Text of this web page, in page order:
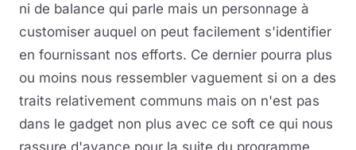
ni de balance qui parle mais un personnage à
customiser auquel on peut facilement s'identifier
en fournissant nos efforts. Ce dernier pourra plus
ou moins nous ressembler vaguement si on a des
traits relativement communs mais on n'est pas
dans le gadget non plus avec ce soft ce qui nous